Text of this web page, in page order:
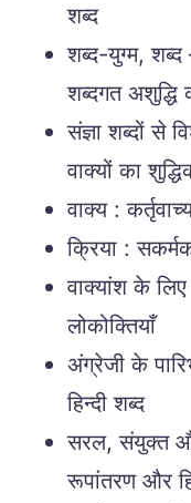
शब्द
शब्द-युग्म, शब्द
शब्दगत अशुद्धि
संज्ञा शब्दों से
वाक्यों का
वाक्य :
क्रिया :
वाक्यांश के
लोकोक्तियाँ
अंग्रेजी के
हिन्दी शब्द
सरल, संयुक्त
रूपांतरण और